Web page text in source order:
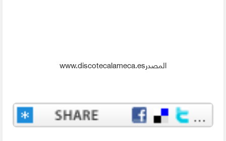
المصدرwww.discotecalameca.es